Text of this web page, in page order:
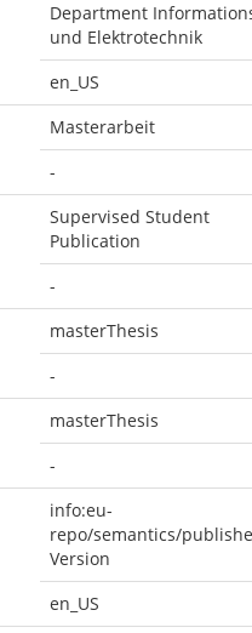
Department
und Elektrotechnik
en_US
Masterarbeit
-
Supervised Student
Publication
-
masterThesis
-
masterThesis
-
info:eu-
repo/semantics/
Version
en_US